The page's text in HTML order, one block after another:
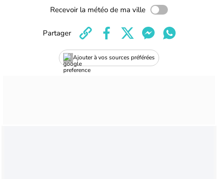
Recevoir la météo de ma ville
Ajouter à vos sources préférées
Partager